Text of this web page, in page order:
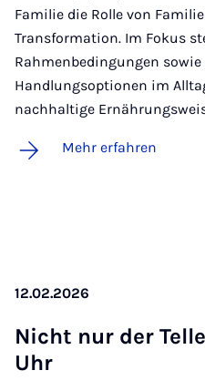
Familie die Rolle von
Transformation. Im Fokus
Rahmenbedingungen
Handlungsoptionen im
nachhaltige
Mehr erfahren
12.02.2026
Nicht nur der
Uhr